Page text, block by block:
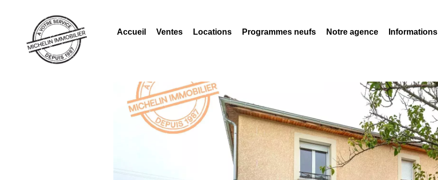
Accueil Ventes Locations Programmes neufs Notre agence Informations